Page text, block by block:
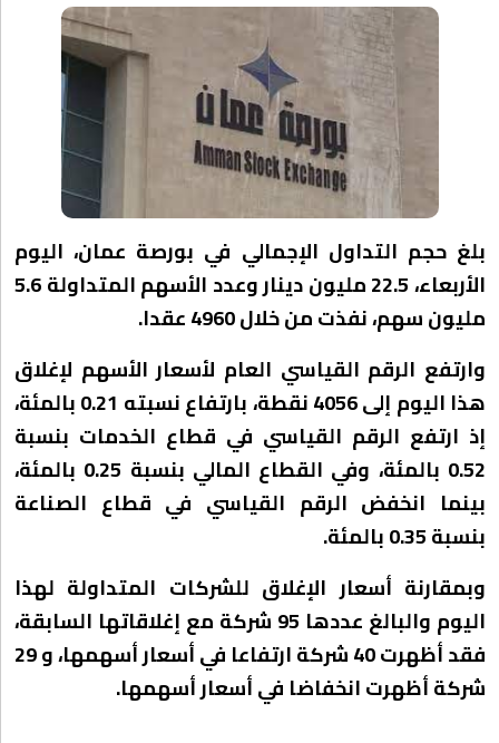
بلغ حجم التداول الإجمالي في بورصة عمان، اليوم
الأربعاء، 22.5 مليون دينار وعدد الأسهم المتداولة 5.6
مليون سهم، نفذت من خلال 4960 عقدا.
وارتفع الرقم القياسي العام لأسعار الأسهم لإغلاق
هذا اليوم إلى 4056 نقطة، بارتفاع نسبته 0.21 بالمئة،
إذ ارتفع الرقم القياسي في قطاع الخدمات بنسبة
0.52 بالمئة، وفي القطاع المالي بنسبة 0.25 بالمئة،
بينما انخفض الرقم القياسي في قطاع الصناعة
بنسبة 0.35 بالمئة.
وبمقارنة أسعار الإغلاق للشركات المتداولة لهذا
اليوم والبالغ عددها 95 شركة مع إغلاقاتها السابقة،
فقد أظهرت 40 شركة ارتفاعا في أسعار أسهمها، و 29
شركة أظهرت انخفاضا في أسعار أسهمها.